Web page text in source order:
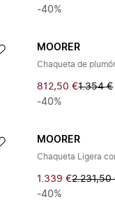
-40%
MOORER
Chaqueta de
812,50 €1.354 €
-40%
MOORER
Chaqueta Ligera
1.339 €2.231,50
-40%